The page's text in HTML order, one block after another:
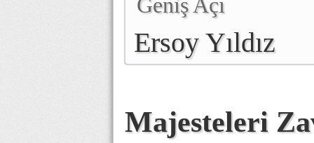
Ersoy Yıldız
Majesteleri